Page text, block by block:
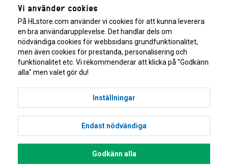
Highlights på Instagram
Highlights på Youtube
Highlights på Tiktok
© 2001–2026 Highlights/KR Distribution AB.
Vi använder cookies
På HLstore.com använder vi cookies för att kunna leverera
en bra användarupplevelse. Det handlar dels om
nödvändiga cookies för webbsidans grundfunktionalitet,
men även cookies för prestanda, personalisering och
funktionalitet etc. Vi rekommenderar att klicka på "Godkänn
alla" men valet gör du!
Inställningar
Endast nödvändiga
Godkänn alla